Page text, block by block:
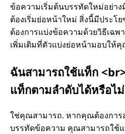
u
ข้อความเริ่มต้นบรรทัดใหม่อย่า
ต้องเริ่มย่อหน้าใหม่ สิ่งนี้มีประโ
ต้องการแบ่งข้อความด้วยวิธีเฉพ
เพิ่มเติมที่ตัวแบ่งย่อหน้ามอบให้
ฉันสามารถใช้แท็ก
แท็กตามลําดับได้หรือไม่
ใช่คุณสามารถ. หากคุณต้องการ
บรรทัดข้อความ คุณสามารถใช้